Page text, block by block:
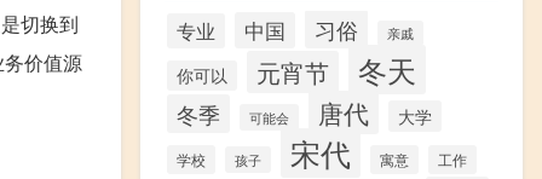
切换到
价值源
专业 中国 习俗 亲戚
你可以 元宵节 冬天
冬季 可能会 唐代 大学
学校 孩子 宋代 寓意 工作